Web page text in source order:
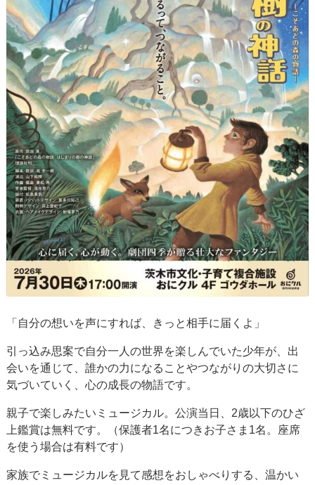
「自分の想いを声にすれば、きっと相手に届くよ」
引っ込み思案で自分一人の世界を楽しんでいた少年が、出
会いを通じて、誰かの力になることやつながりの大切さに
気づいていく、心の成長の物語です。
親子で楽しみたいミュージカル。公演当日、2歳以下のひざ
上鑑賞は無料です。（保護者1名につきお子さま1名。座席
を使う場合は有料です）
家族でミュージカルを見て感想をおしゃべりする、温かい